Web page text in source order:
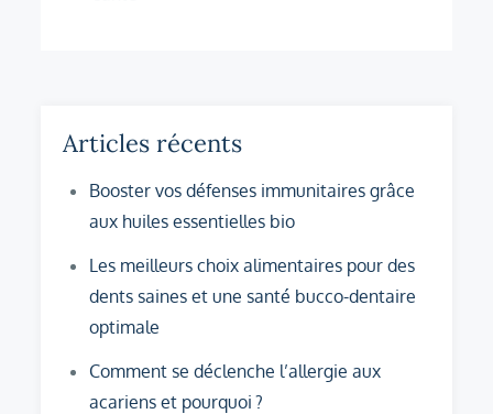
de
Articles récents
Booster vos défenses immunitaires grâce
aux huiles essentielles bio
Les meilleurs choix alimentaires pour des
dents saines et une santé bucco-dentaire
optimale
Comment se déclenche l’allergie aux
acariens et pourquoi ?